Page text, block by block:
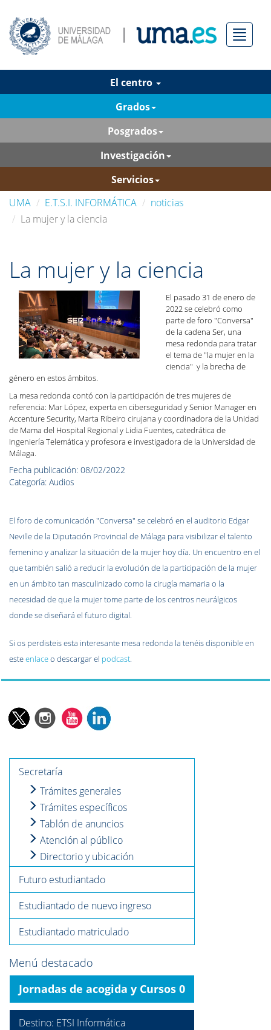
Menú
El centro
Grados
Posgrados
Investigación
Servicios
UMA
E.T.S.I. INFORMÁTICA
noticias
La mujer y la ciencia
La mujer y la ciencia
El pasado 31 de enero de
2022 se celebró como
parte de foro "Conversa"
de la cadena Ser, una
mesa redonda para tratar
el tema de "la mujer en la
ciencia" y la brecha de
género en estos ámbitos.
La mesa redonda contó con la participación de tres mujeres de
referencia: Mar López, experta en ciberseguridad y Senior Manager en
Accenture Security, Marta Ribeiro cirujana y coordinadora de la Unidad
de Mama del Hospital Regional y Lidia Fuentes, catedrática de
Ingeniería Telemática y profesora e investigadora de la Universidad de
Málaga.
Fecha publicación: 08/02/2022
Categoría: Audios
El foro de comunicación "Conversa" se celebró en el auditorio Edgar
Neville de la Diputación Provincial de Málaga para visibilizar el talento
femenino y analizar la situación de la mujer hoy día. Un encuentro en el
que también salió a reducir la evolución de la participación de la mujer
en un ámbito tan masculinizado como la cirugía mamaria o la
necesidad de que la mujer tome parte de los centros neurálgicos
donde se diseñará el futuro digital.
Si os perdisteis esta interesante mesa redonda la tenéis disponible en
esteenlaceo descargar el podcast.
Secretaría
Trámites generales
Trámites específicos
Tablón de anuncios
Atención al público
Directorio y ubicación
Futuro estudiantado
Estudiantado de nuevo ingreso
Estudiantado matriculado
Menú destacado
Jornadas de acogida y Cursos 0
Destino: ETSI Informática